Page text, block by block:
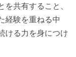
共有すること、
経験を重ねる中
ける力を身につけ